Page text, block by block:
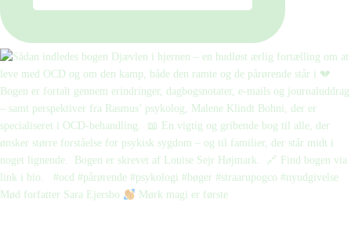
Mød forfatter Sara Ejersbo Mørk magi er første